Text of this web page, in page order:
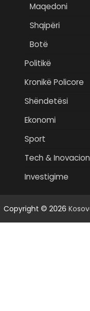
Maqedoni
Shqipëri
Botë
Politikë
Kronikë Policore
Shëndetësi
Ekonomi
Sport
Tech & Inovacion
Investigime